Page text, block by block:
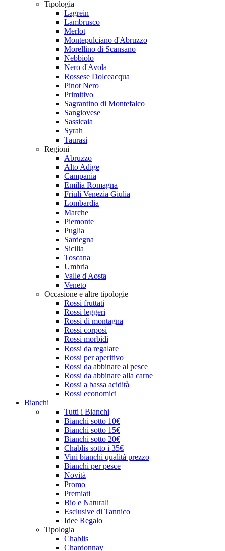
Tipologia
Lagrein
Lambrusco
Merlot
Montepulciano d'Abruzzo
Morellino di Scansano
Nebbiolo
Nero d'Avola
Rossese Dolceacqua
Pinot Nero
Primitivo
Sagrantino di Montefalco
Sangiovese
Sassicaia
Syrah
Taurasi
Regioni
Abruzzo
Alto Adige
Campania
Emilia Romagna
Friuli Venezia Giulia
Lombardia
Marche
Piemonte
Puglia
Sardegna
Sicilia
Toscana
Umbria
Valle d'Aosta
Veneto
Occasione e altre tipologie
Rossi fruttati
Rossi leggeri
Rossi di montagna
Rossi corposi
Rossi morbidi
Rossi da regalare
Rossi per aperitivo
Rossi da abbinare al pesce
Rossi da abbinare alla carne
Rossi a bassa acidità
Rossi economici
Bianchi
Tutti i Bianchi
Bianchi sotto 10€
Bianchi sotto 15€
Bianchi sotto 20€
Chablis sotto i 35€
Vini bianchi qualità prezzo
Bianchi per pesce
Novità
Promo
Premiati
Bio e Naturali
Esclusive di Tannico
Idee Regalo
Tipologia
Chablis
Chardonnay